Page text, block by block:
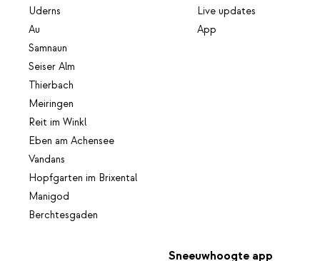
Uderns
Au
Samnaun
Seiser Alm
Thierbach
Meiringen
Reit im Winkl
Eben am Achensee
Vandans
Hopfgarten im Brixental
Manigod
Berchtesgaden
Live updates
App
Sneeuwhoogte app